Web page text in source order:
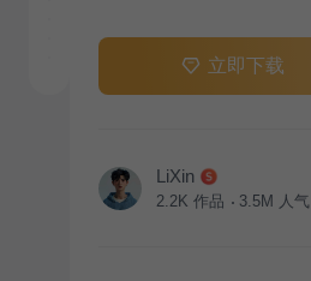
立即下载
LiXin
2.2K 作品 3.5M 人气